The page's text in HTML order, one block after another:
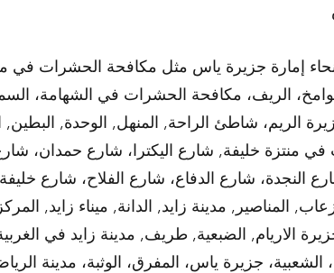
إمارة جزيرة ياس مثل مكافحة الحشرات في
الريف، مكافحة الحشرات في الشهامة،
الريم، شاطئ الراحة, المنهل, الوحدة,
منتزة خليفة, شارع اليكترا، شارع حمدان،
النجدة، شارع الدفاع، شارع الفلاح، شارع
المناصير, مدينة زايد, الدانة, ميناء زايد,
الاريام, الضبعية, طريف, مدينة زايد في
جزيرة ياس، المفرق، الوثبة، مدينة